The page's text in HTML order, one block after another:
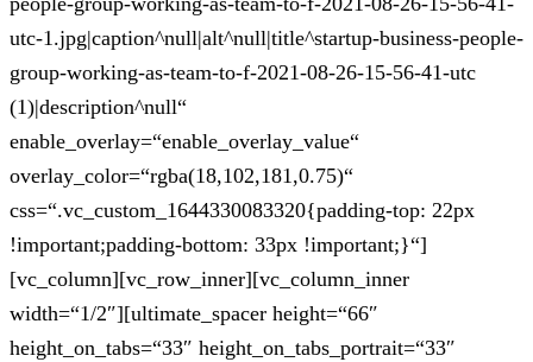
utc-1.jpg|caption^null|alt^null|title^startup-business-people-
group-working-as-team-to-f-2021-08-26-15-56-41-utc
(1)|description^null“
enable_overlay=“enable_overlay_value“
overlay_color=“rgba(18,102,181,0.75)“
css=“.vc_custom_1644330083320{padding-top: 22px
!important;padding-bottom: 33px !important;}“]
[vc_column][vc_row_inner][vc_column_inner
width=“1/2″][ultimate_spacer height=“66″
height_on_tabs=“33″ height_on_tabs_portrait=“33″